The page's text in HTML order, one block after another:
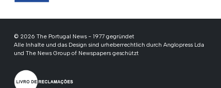
© 2026 The Portugal News - 1977 gegründet
Alle Inhalte und das Design sind urheberrechtlich durch Anglopress Lda
und The News Group of Newspapers geschützt